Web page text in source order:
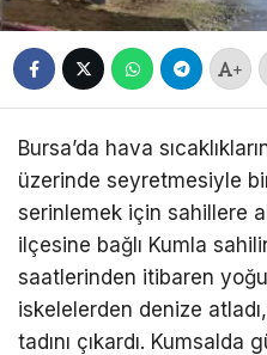
+
Bursa’da hava
üzerinde seyretmesiyle
serinlemek için sahillere
ilçesine bağlı Kumla
saatlerinden itibaren
iskelelerden denize
tadını çıkardı.